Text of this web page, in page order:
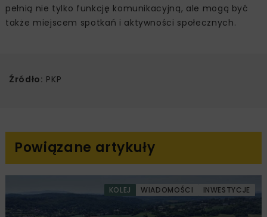
pełnią nie tylko funkcję komunikacyjną, ale mogą być
także miejscem spotkań i aktywności społecznych.
Źródło: PKP
Powiązane artykuły
KOLEJ WIADOMOŚCI INWESTYCJE